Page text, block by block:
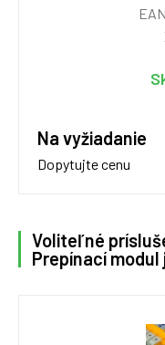
Na vyžiadanie
Dopytujte cenu
Voliteľné
Prepínací